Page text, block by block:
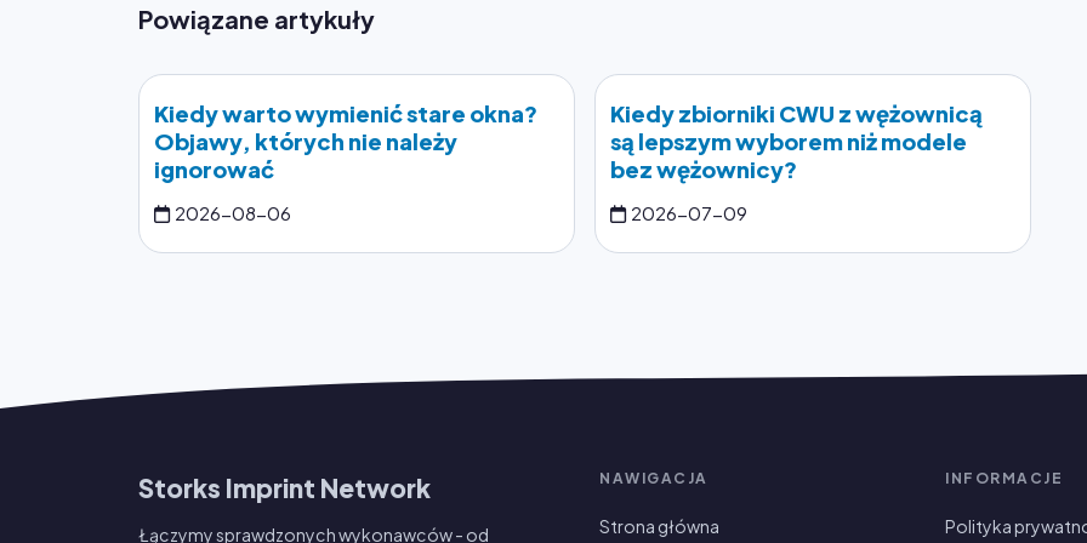
Powiązane artykuły
Kiedy warto wymienić stare okna?
Objawy, których nie należy
ignorować
2026-08-06
Kiedy zbiorniki CWU z wężownicą
są lepszym wyborem niż modele
bez wężownicy?
2026-07-09
Storks Imprint Network
Łączymy sprawdzonych wykonawców - od
NAWIGACJA
Strona główna
INFORMACJE
Polityka